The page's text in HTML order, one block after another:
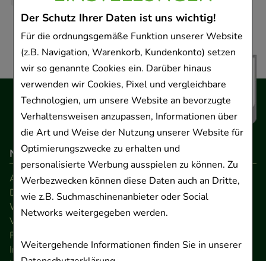
Der Schutz Ihrer Daten ist uns wichtig!
Für die ordnungsgemäße Funktion unserer Website
(z.B. Navigation, Warenkorb, Kundenkonto) setzen
wir so genannte Cookies ein. Darüber hinaus
verwenden wir Cookies, Pixel und vergleichbare
Technologien, um unsere Website an bevorzugte
Verhaltensweisen anzupassen, Informationen über
die Art und Weise der Nutzung unserer Website für
Optimierungszwecke zu erhalten und
personalisierte Werbung ausspielen zu können. Zu
Werbezwecken können diese Daten auch an Dritte,
wie z.B. Suchmaschinenanbieter oder Social
Networks weitergegeben werden.
Weitergehende Informationen finden Sie in unserer
Navigation
AGB
Datenschutz
Widerrufsrecht
Versandkosten
FAQ
Impressum